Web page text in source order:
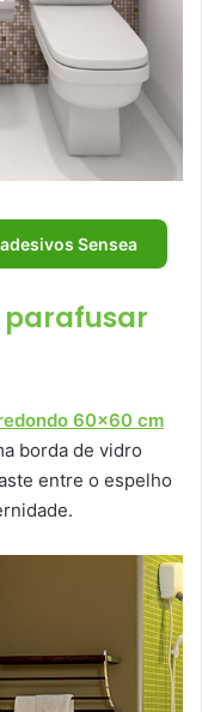
Sensea
parafusar
60×60 cm
borda de vidro
entre o espelho